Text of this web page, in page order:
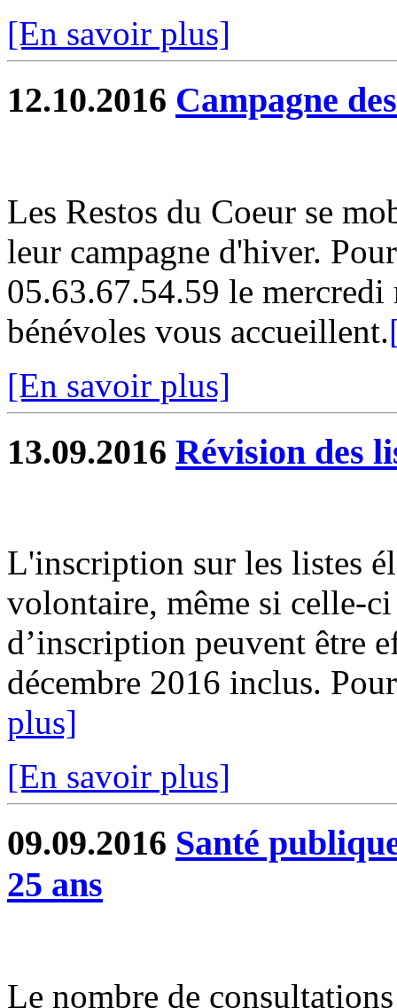
[En savoir plus]
12.10.2016 Campagne
Les Restos du Coeur se
leur campagne d'hiver.
05.63.67.54.59 le mercredi
bénévoles vous accueillent.
[En savoir plus]
13.09.2016 Révision des
L'inscription sur les listes
volontaire, même si celle-
d’inscription peuvent être
décembre 2016 inclus.
plus]
[En savoir plus]
09.09.2016 Santé
25 ans
Le nombre de